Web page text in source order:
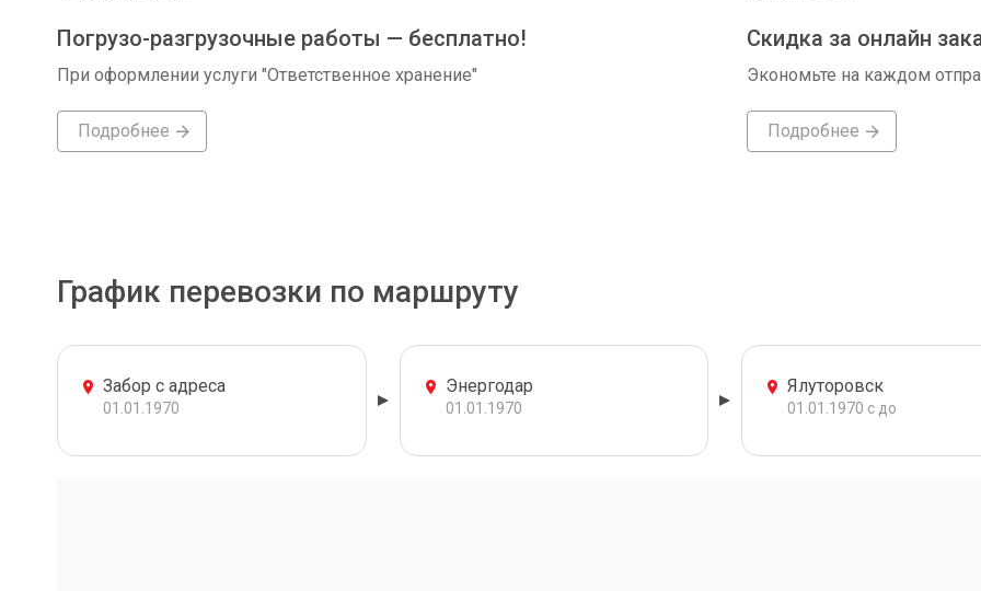
Погрузо-разгрузочные работы — бесплатно!
При оформлении услуги "Ответственное хранение"
Подробнее
Скидка за онлайн
Экономьте на каждом
Подробнее
График перевозки по маршруту
Забор с адреса
01.01.1970
Энергодар
01.01.1970
Ялуторовск
01.01.1970 с до